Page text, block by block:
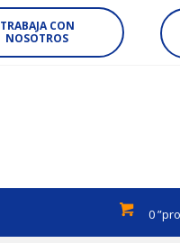
TRABAJA CON
NOSOTROS
0